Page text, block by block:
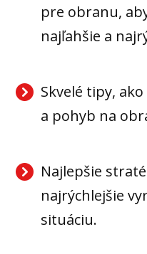
pre obranu,
najľahšie a
Skvelé tipy,
a pohyb na
Najlepšie
najrýchlejšie
situáciu.